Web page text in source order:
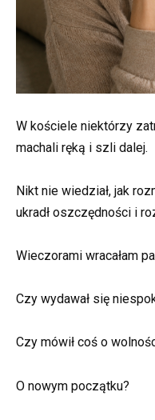
W kościele niektórzy
machali ręką i szli dalej.
Nikt nie wiedział, jak
ukradł oszczędności i
Wieczorami wracałam
Czy wydawał się
Czy mówił coś o
O nowym początku?